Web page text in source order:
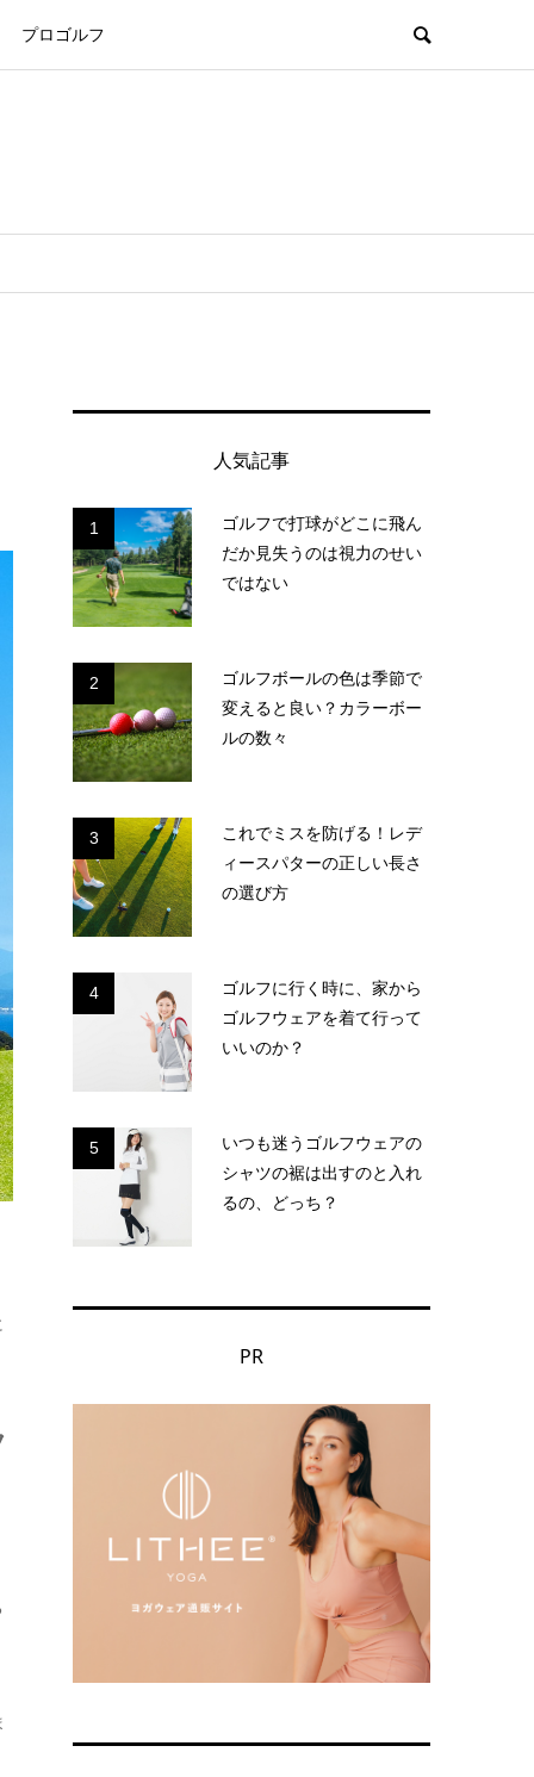
プロゴルフ
人気記事
1
ゴルフで打球がどこに飛ん
だか見失うのは視力のせい
ではない
2
ゴルフボールの色は季節で
変えると良い？カラーボー
ルの数々
3
これでミスを防げる！レデ
ィースパターの正しい長さ
の選び方
4
ゴルフに行く時に、家から
ゴルフウェアを着て行って
いいのか？
5
いつも迷うゴルフウェアの
シャツの裾は出すのと入れ
るの、どっち？
PR